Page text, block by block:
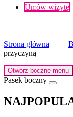
Umów wizytę
Strona główna
przyczyną
Otwórz boczne menu
Pasek boczny